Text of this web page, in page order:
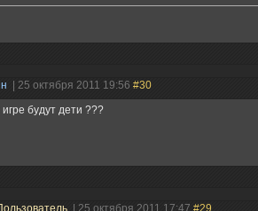
| 25 октября 2011 19:56 #30
игре будут дети ???
| 25 октября 2011 17:47 #29